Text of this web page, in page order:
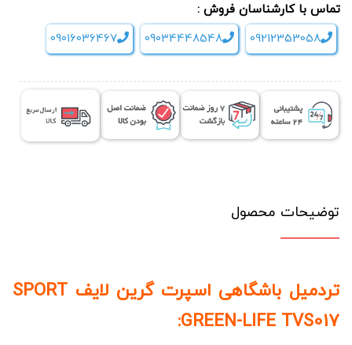
تماس با کارشناسان فروش :
09212353058
09034448548
09016036467
توضیحات محصول
تردمیل باشگاهی اسپرت گرین لایف SPORT
GREEN-LIFE TVS017: